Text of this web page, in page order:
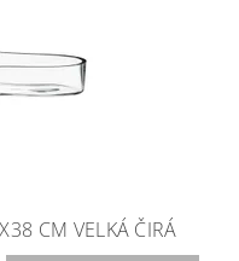
CM VELKÁ ČIRÁ